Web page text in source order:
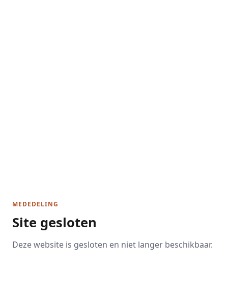
MEDEDELING
Site gesloten
Deze website is gesloten en niet langer beschikbaar.